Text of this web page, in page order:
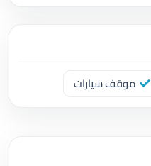
موقف سيارات